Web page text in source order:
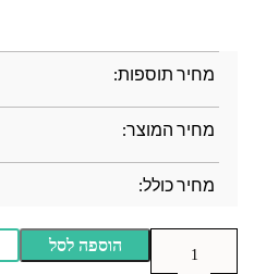
מחיר תוספות:
מחיר המוצר:
מחיר כולל:
הוספה לסל